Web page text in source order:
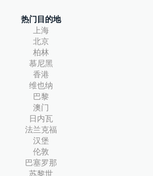
热门目的地
上海
北京
柏林
慕尼黑
香港
维也纳
巴黎
澳门
日内瓦
法兰克福
汉堡
伦敦
巴塞罗那
苏黎世